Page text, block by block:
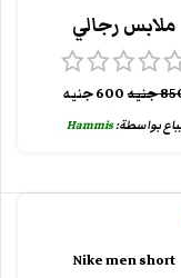
ملابس رجالي
جنيه600جنيه
بواسطة:Hammis
Nike men short